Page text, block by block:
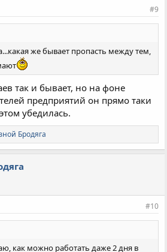
#9
же бывает пропасть между тем,
так и бывает, но на фоне
предприятий он прямо таки
убедилась.
Бродяга
#10
как можно работать даже 2 дня в